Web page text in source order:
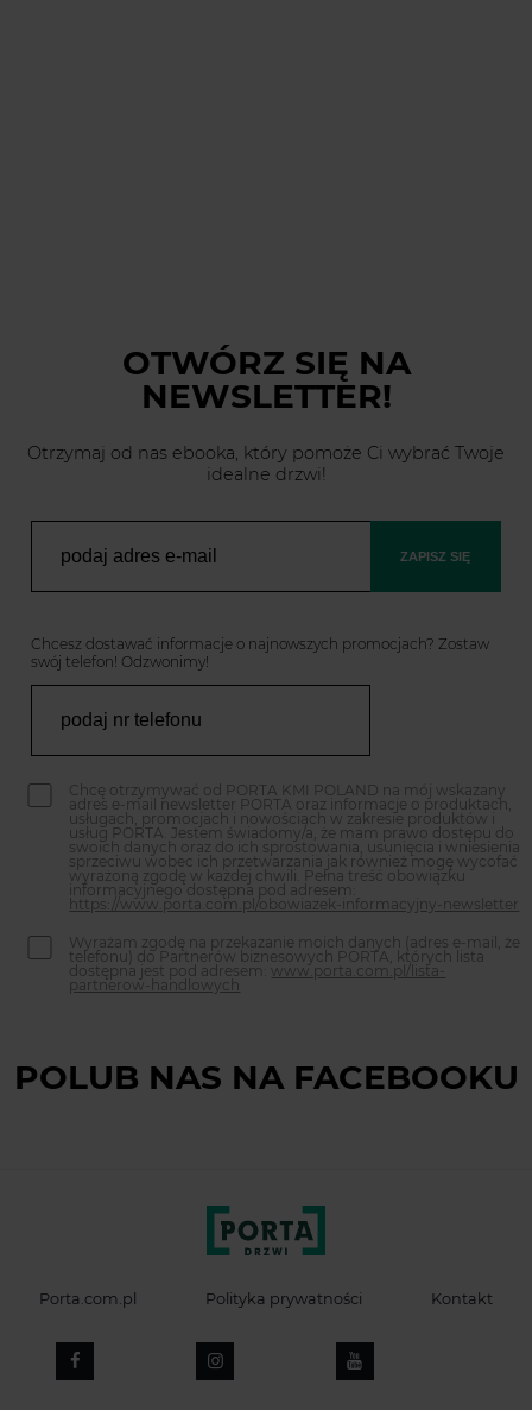
OTWÓRZ SIĘ NA
NEWSLETTER!
Otrzymaj od nas ebooka, który pomoże Ci wybrać Twoje
idealne drzwi!
ZAPISZ SIĘ
Chcesz dostawać informacje o najnowszych promocjach? Zostaw
swój telefon! Odzwonimy!
Chcę otrzymywać od PORTA KMI POLAND na mój wskazany
adres e-mail newsletter PORTA oraz informacje o produktach,
usługach, promocjach i nowościach w zakresie produktów i
usług PORTA. Jestem świadomy/a, że mam prawo dostępu do
swoich danych oraz do ich sprostowania, usunięcia i wniesienia
sprzeciwu wobec ich przetwarzania jak również mogę wycofać
wyrażoną zgodę w każdej chwili. Pełna treść obowiązku
informacyjnego dostępna pod adresem:
https://www.porta.com.pl/obowiazek-informacyjny-newsletter
Wyrażam zgodę na przekazanie moich danych (adres e-mail, że
telefonu) do Partnerów biznesowych PORTA, których lista
dostępna jest pod adresem:
www.porta.com.pl/lista-
partnerow-handlowych
POLUB NAS NA FACEBOOKU
Porta.com.pl Polityka prywatności Kontakt